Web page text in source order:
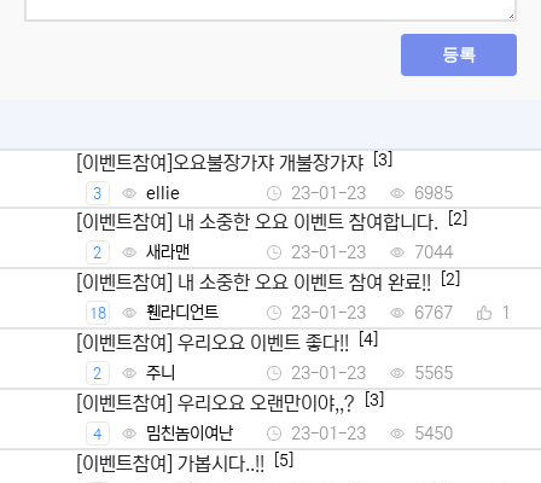
등록
[이벤트참여]오요불장가쟈 개불장가쟈 [3]
3 ellie 23-01-23 6985
[이벤트참여] 내 소중한 오요 이벤트 참여합니다. [2]
2 새라맨 23-01-23 7044
[이벤트참여] 내 소중한 오요 이벤트 참여 완료!! [2]
18 휀라디언트 23-01-23 6767 1
[이벤트참여] 우리오요 이벤트 좋다!! [4]
2 주니 23-01-23 5565
[이벤트참여] 우리오요 오랜만이야,,? [3]
4 밈친놈이여난 23-01-23 5450
[이벤트참여] 가봅시다..!! [5]